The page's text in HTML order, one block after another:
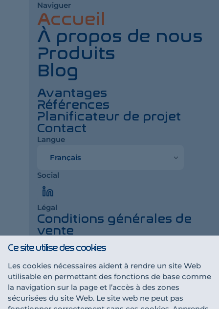
Ce site utilise des cookies
Les cookies nécessaires aident à rendre un site Web
utilisable en permettant des fonctions de base comme
la navigation sur la page et l’accès à des zones
sécurisées du site Web. Le site web ne peut pas
Naviguer
Accueil
À propos de nous
Produits
Blog
Avantages
Références
Planificateur de projet
Contact
Langue
Social
LinkedIn
Légal
Conditions générales de
vente
Impressum
Déclaration de
confidentialité
Une collaboration t'intéresse ?
Devenir partenaire